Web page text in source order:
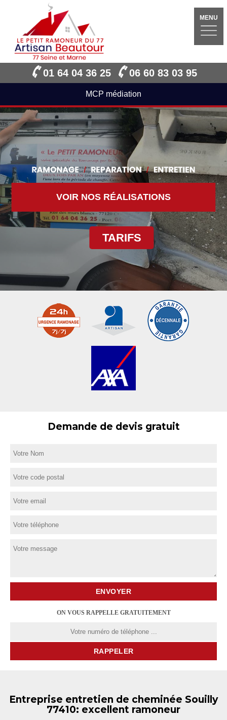
MENU
01 64 04 36 25 06 60 83 03 95
MCP médiation
VOIR NOS RÉALISATIONS
TARIFS
Demande de devis gratuit
ON VOUS RAPPELLE GRATUITEMENT
Entreprise entretien de cheminée Souilly
77410: excellent ramoneur